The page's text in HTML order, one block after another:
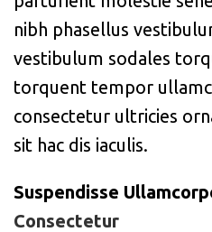
nibh phasellus
vestibulum sodales
torquent tempor
consectetur ultricies
sit hac dis iaculis.
Suspendisse
Consectetur